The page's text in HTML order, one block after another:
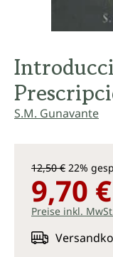
S.M. Gunavante
12,50 € 22%
9,70 €
Preise inkl.